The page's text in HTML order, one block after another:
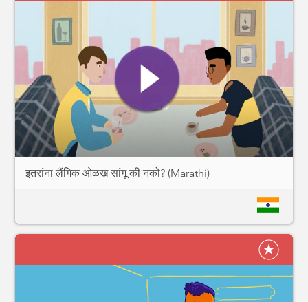
इतरांना लैंगिक ओळख सांगू की नको? (Marathi)